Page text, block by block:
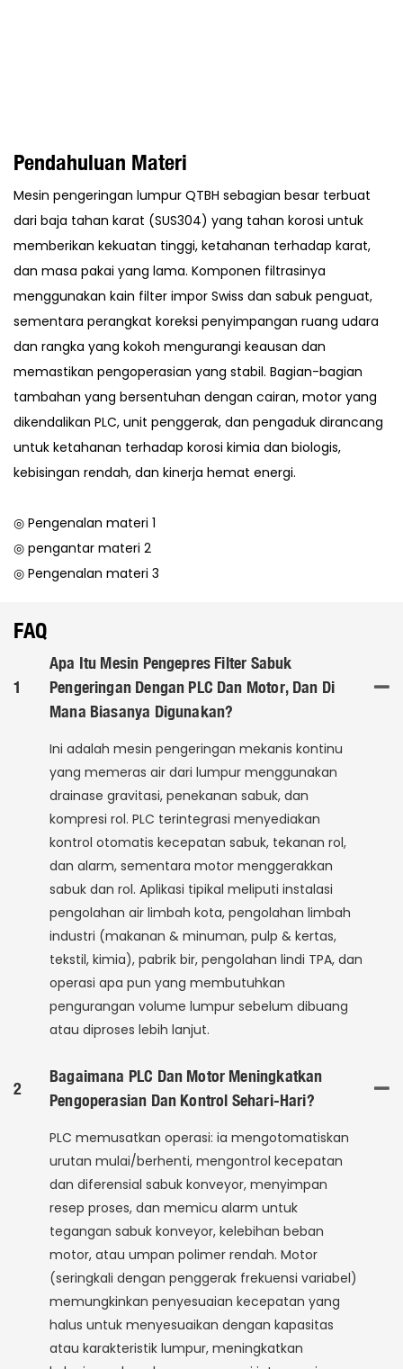
Pendahuluan Materi
Mesin pengeringan lumpur QTBH sebagian besar terbuat
dari baja tahan karat (SUS304) yang tahan korosi untuk
memberikan kekuatan tinggi, ketahanan terhadap karat,
dan masa pakai yang lama. Komponen filtrasinya
menggunakan kain filter impor Swiss dan sabuk penguat,
sementara perangkat koreksi penyimpangan ruang udara
dan rangka yang kokoh mengurangi keausan dan
memastikan pengoperasian yang stabil. Bagian-bagian
tambahan yang bersentuhan dengan cairan, motor yang
dikendalikan PLC, unit penggerak, dan pengaduk dirancang
untuk ketahanan terhadap korosi kimia dan biologis,
kebisingan rendah, dan kinerja hemat energi.
◎ Pengenalan materi 1
◎ pengantar materi 2
◎ Pengenalan materi 3
FAQ
1
Apa Itu Mesin Pengepres Filter Sabuk
Pengeringan Dengan PLC Dan Motor, Dan Di
Mana Biasanya Digunakan?
Ini adalah mesin pengeringan mekanis kontinu
yang memeras air dari lumpur menggunakan
drainase gravitasi, penekanan sabuk, dan
kompresi rol. PLC terintegrasi menyediakan
kontrol otomatis kecepatan sabuk, tekanan rol,
dan alarm, sementara motor menggerakkan
sabuk dan rol. Aplikasi tipikal meliputi instalasi
pengolahan air limbah kota, pengolahan limbah
industri (makanan & minuman, pulp & kertas,
tekstil, kimia), pabrik bir, pengolahan lindi TPA, dan
operasi apa pun yang membutuhkan
pengurangan volume lumpur sebelum dibuang
atau diproses lebih lanjut.
2
Bagaimana PLC Dan Motor Meningkatkan
Pengoperasian Dan Kontrol Sehari-Hari?
PLC memusatkan operasi: ia mengotomatiskan
urutan mulai/berhenti, mengontrol kecepatan
dan diferensial sabuk konveyor, menyimpan
resep proses, dan memicu alarm untuk
tegangan sabuk konveyor, kelebihan beban
motor, atau umpan polimer rendah. Motor
(seringkali dengan penggerak frekuensi variabel)
memungkinkan penyesuaian kecepatan yang
halus untuk menyesuaikan dengan kapasitas
atau karakteristik lumpur, meningkatkan